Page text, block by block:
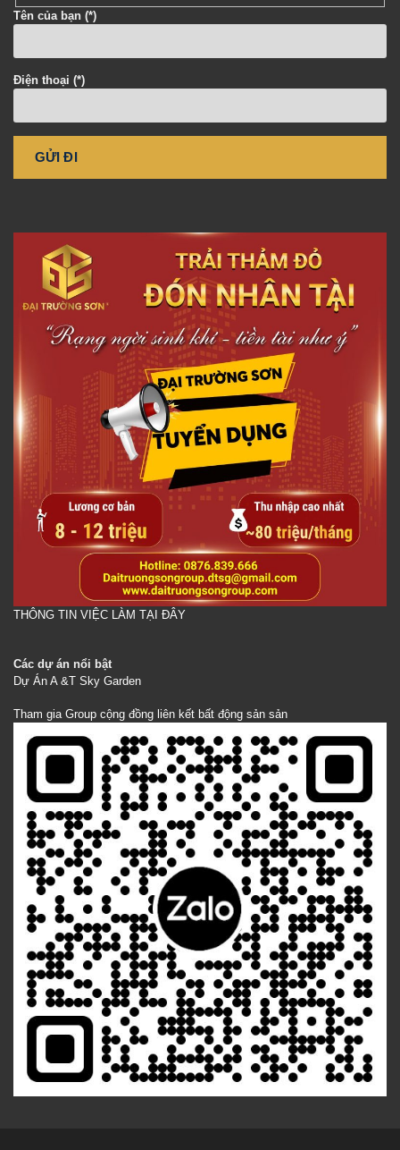
Tên của bạn (*)
Điện thoại (*)
THÔNG TIN VIỆC LÀM TẠI ĐÂY
Các dự án nổi bật
Dự Án A &T Sky Garden
Tham gia Group cộng đồng liên kết bất động sản sản